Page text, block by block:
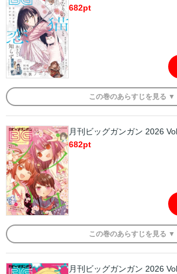
682pt
この巻のあらすじを 見る ▼
月刊ビッグガンガン 2026
682pt
この巻のあらすじを 見る ▼
月刊ビッグガンガン 2026